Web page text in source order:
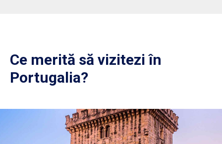
Ce merită să vizitezi în
Portugalia?